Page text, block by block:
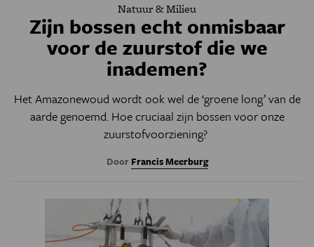
Natuur & Milieu
Zijn bossen echt onmisbaar
voor de zuurstof die we
inademen?
Het Amazonewoud wordt ook wel de ‘groene long’ van de
aarde genoemd. Hoe cruciaal zijn bossen voor onze
zuurstofvoorziening?
Door Francis Meerburg